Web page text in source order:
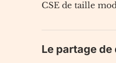
CSE de taille
Le partage